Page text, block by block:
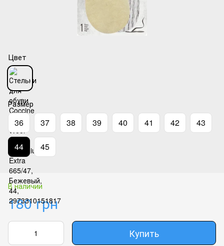
Цвет
Размер
36 37 38 39 40 41 42 43
44 45
В наличии
180 грн
Купить